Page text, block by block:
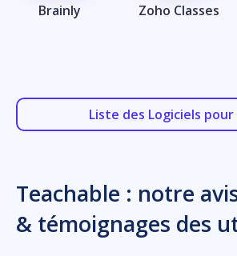
Brainly Zoho Classes
Liste des Logiciels pour
Teachable : notre
& témoignages des